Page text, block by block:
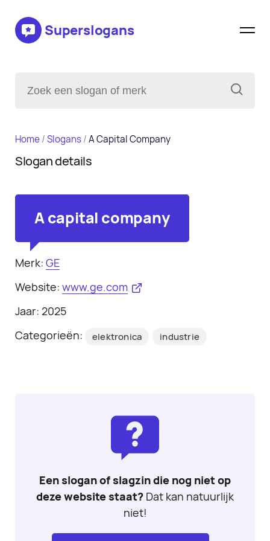
Superslogans
Home/Slogans/A Capital Company
Slogan details
A capital company
Merk: GE
Website: www.ge.com
Jaar: 2025
Categorieën:
elektronica industrie
Een slogan of slagzin die nog niet op
deze website staat? Dat kan natuurlijk
niet!